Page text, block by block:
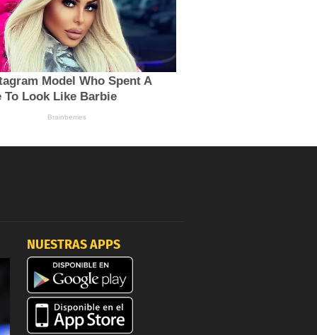
NUESTRAS APPS